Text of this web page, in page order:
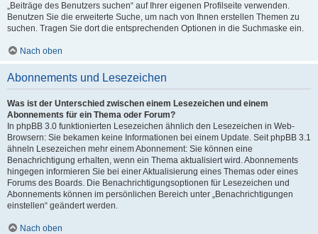
„Beiträge des Benutzers suchen“ auf Ihrer eigenen Profilseite verwenden.
Benutzen Sie die erweiterte Suche, um nach von Ihnen erstellen Themen zu
suchen. Tragen Sie dort die entsprechenden Optionen in die Suchmaske ein.
Nach oben
Abonnements und Lesezeichen
Was ist der Unterschied zwischen einem Lesezeichen und einem
Abonnements für ein Thema oder Forum?
In phpBB 3.0 funktionierten Lesezeichen ähnlich den Lesezeichen in Web-
Browsern: Sie bekamen keine Informationen bei einem Update. Seit phpBB 3.1
ähneln Lesezeichen mehr einem Abonnement: Sie können eine
Benachrichtigung erhalten, wenn ein Thema aktualisiert wird. Abonnements
hingegen informieren Sie bei einer Aktualisierung eines Themas oder eines
Forums des Boards. Die Benachrichtigungsoptionen für Lesezeichen und
Abonnements können im persönlichen Bereich unter „Benachrichtigungen
einstellen“ geändert werden.
Nach oben